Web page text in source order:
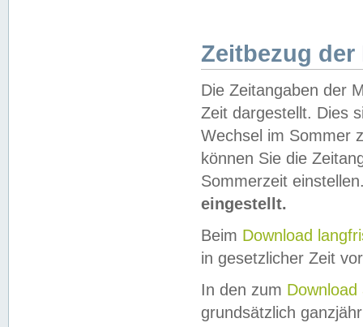
Zeitbezug der
Die Zeitangaben der
Zeit dargestellt. Dies
Wechsel im Sommer
können Sie die
Sommerzeit
eingestellt.
Beim Download
in gesetzlicher Zeit
In den zum Download
grundsätzlich